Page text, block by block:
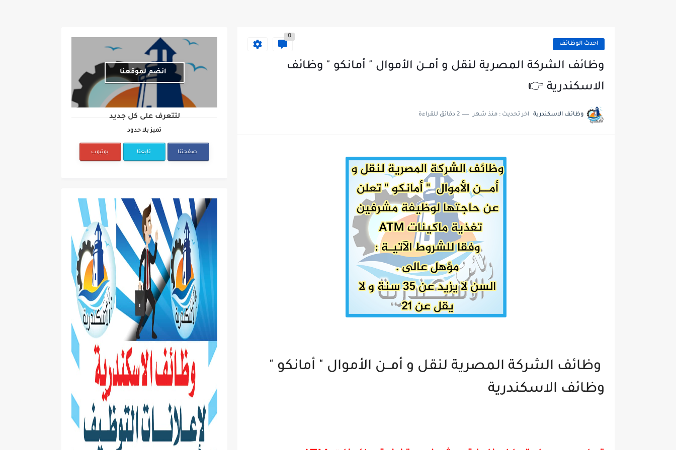
احدث الوظائف
0
وظائف الشركة المصرية لنقل و أمــن الأموال " أمانكو " وظائف
الاسكندرية 👉
وظائف الاسكندرية اخر تحديث : منذ شهر 2 دقائق للقراءة
وظائف الشركة المصرية لنقل و أمــن الأموال " أمانكو "
وظائف الاسكندرية
انضم لموقعنا
لتتعرف على كل جديد
تميز بلا حدود
صفحتنا تابعنا يوتيوب